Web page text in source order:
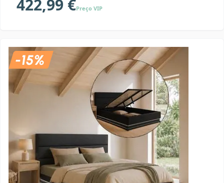
422,99 €Preço VIP